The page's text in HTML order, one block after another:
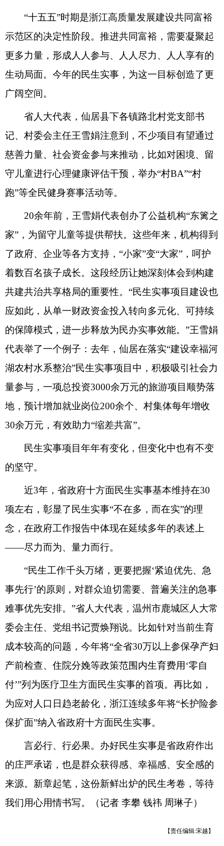
“十五五”时期是浙江高质量发展建设共同富裕
示范区的决定性阶段。推进共同富裕，需要凝聚起
更多力量，形成人人参与、人人尽力、人人享有的
生动局面。今年的民生实事，为这一目标创造了更
广阔空间。
省人大代表，仙居县下各镇路北村党支部书
记、村委会主任王雪娟注意到，不少项目有望通过
慈善力量、社会资金参与来推动，比如对困境、留
守儿童进行心理健康评估干预，举办“村BA”“村
跑”等全民健身赛事活动等。
20余年前，王雪娟代表创办了公益机构“东篱之
家”，为留守儿童等提供帮扶。这些年来，机构得到
了政府、企业等各方支持，“小家”变“大家”，呵护
着数百名孩子成长。这段经历让她深刻体会到构建
共建共治共享格局的重要性。“民生实事项目建设也
应如此，从单一财政资金投入转向多元化、可持续
的保障模式，进一步释放为民办实事效能。”王雪娟
代表举了一个例子：去年，仙居在落实“建设幸福河
湖农村水系整治”民生实事项目中，积极吸引社会力
量参与，一项总投资3000余万元的旅游项目顺势落
地，预计增加就业岗位200余个、村集体每年增收
30余万元，有效助力“缩差共富”。
民生实事项目年年有变化，但变化中也有不变
的坚守。
近3年，省政府十方面民生实事基本维持在30
项左右，彰显了民生实事“不在多，而在实”的理
念，在政府工作报告中体现在延续多年的表述上
——尽力而为、量力而行。
“民生工作千头万绪，更要把握‘紧迫优先、急
事先行’的原则，对群众迫切需要、普遍关注的急事
难事优先安排。”省人大代表，温州市鹿城区人大常
委会主任、党组书记贾焕翔说。比如针对当前生育
成本较高的问题，今年将“全省30万以上参保孕产妇
产前检查、住院分娩等政策范围内生育费用‘零自
付’”列为医疗卫生方面民生实事的首项。再比如，
为应对人口日趋老龄化，浙江连续多年将“长护险参
保扩面”纳入省政府十方面民生实事。
言必行、行必果。办好民生实事是省政府作出
的庄严承诺，也是群众获得感、幸福感、安全感的
来源。新章起笔，这份新鲜出炉的民生考卷，等待
我们用心用情书写。（记者 李攀 钱祎 周琳子）
【责任编辑:宋越】